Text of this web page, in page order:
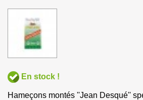
En stock !
Hameçons montés ''Jean Desqué''